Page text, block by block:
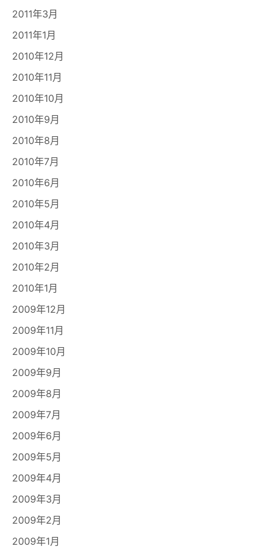
2011年3月
2011年1月
2010年12月
2010年11月
2010年10月
2010年9月
2010年8月
2010年7月
2010年6月
2010年5月
2010年4月
2010年3月
2010年2月
2010年1月
2009年12月
2009年11月
2009年10月
2009年9月
2009年8月
2009年7月
2009年6月
2009年5月
2009年4月
2009年3月
2009年2月
2009年1月